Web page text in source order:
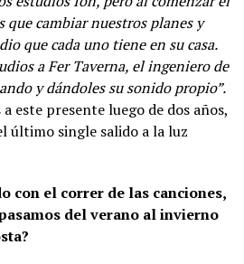
cambiar nuestros planes y
que cada uno tiene en su casa.
a Fer Taverna, el ingeniero de
y dándoles su sonido propio”.
este presente luego de dos años,
último single salido a la luz
con el correr de las canciones,
del verano al invierno